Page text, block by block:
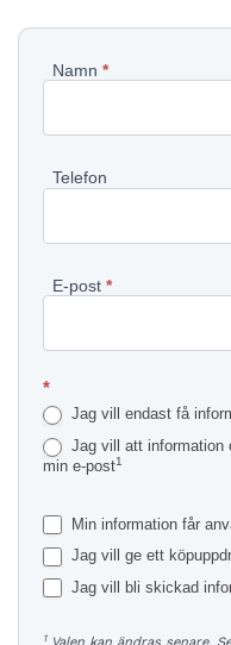
Pyydä
SV
Namn *
Telefon
E-post *
*
Jag vill endast få
Jag vill att information
min e-post1
Min information får
Jag vill ge ett
Jag vill bli skickad
1